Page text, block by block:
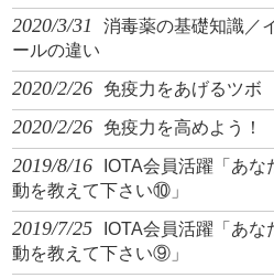
2020/3/31
消毒薬の基礎知識／
ールの違い
2020/2/26 免疫力をあげるツボ
2020/2/26 免疫力を高めよう！
2019/8/16
IOTA会員活躍「あ
動を教えて下さい⑩」
2019/7/25
IOTA会員活躍「あ
動を教えて下さい⑨」